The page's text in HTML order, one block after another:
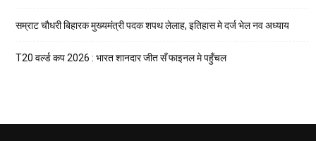
सम्राट चौधरी बिहारक मुख्यमंत्री पदक शपथ लेलाह, इतिहास मे दर्ज भेल नव अध्याय
T20 वर्ल्ड कप 2026 : भारत शानदार जीत सँ फाइनल मे पहुँचल